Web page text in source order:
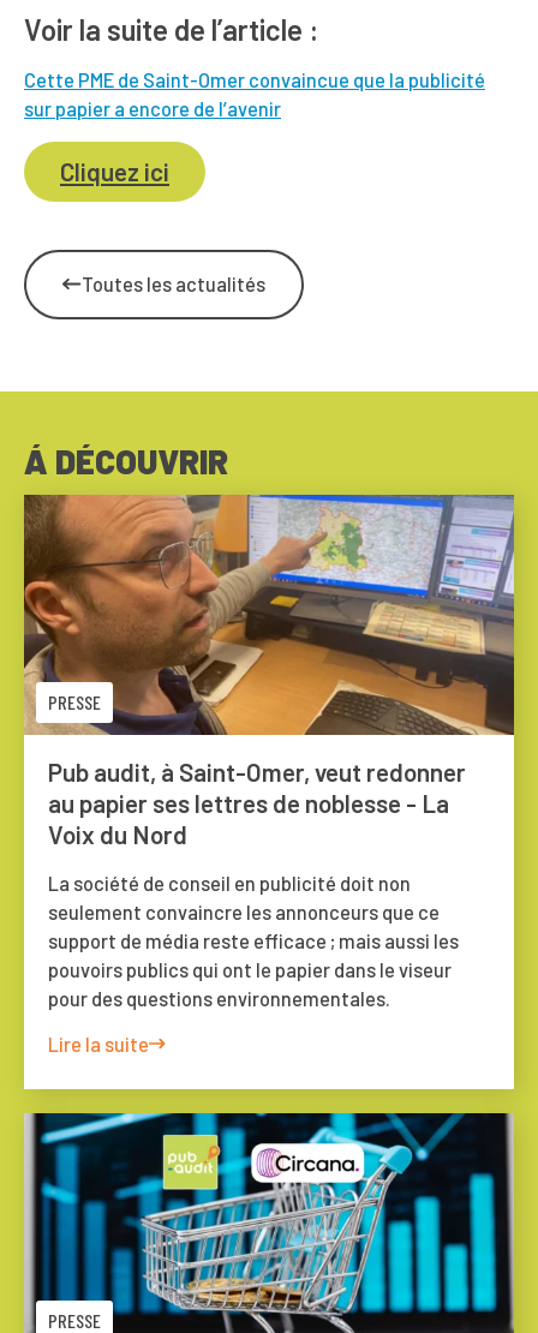
Voir la suite de l’article :
Cette PME de Saint-Omer convaincue que la publicité
sur papier a encore de l’avenir
Cliquez ici
Toutes les actualités
Á DÉCOUVRIR
PRESSE
Pub audit, à Saint-Omer, veut redonner
au papier ses lettres de noblesse - La
Voix du Nord
La société de conseil en publicité doit non
seulement convaincre les annonceurs que ce
support de média reste efficace ; mais aussi les
pouvoirs publics qui ont le papier dans le viseur
pour des questions environnementales.
Lire la suite
PRESSE